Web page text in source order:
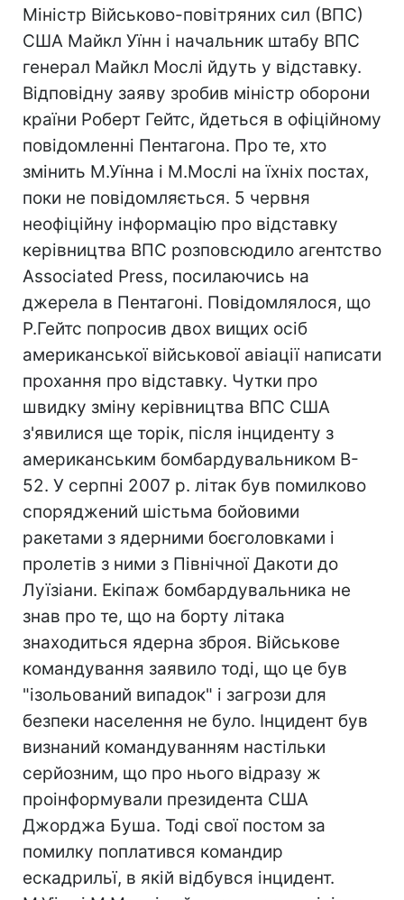
Міністр Військово-повітряних сил (ВПС)
США Майкл Уїнн і начальник штабу ВПС
генерал Майкл Мослі йдуть у відставку.
Відповідну заяву зробив міністр оборони
країни Роберт Гейтс, йдеться в офіційному
повідомленні Пентагона. Про те, хто
змінить М.Уїнна і М.Мослі на їхніх постах,
поки не повідомляється. 5 червня
неофіційну інформацію про відставку
керівництва ВПС розповсюдило агентство
Associated Press, посилаючись на
джерела в Пентагоні. Повідомлялося, що
Р.Гейтс попросив двох вищих осіб
американської військової авіації написати
прохання про відставку. Чутки про
швидку зміну керівництва ВПС США
з'явилися ще торік, після інциденту з
американським бомбардувальником B-
52. У серпні 2007 р. літак був помилково
споряджений шістьма бойовими
ракетами з ядерними боєголовками і
пролетів з ними з Північної Дакоти до
Луїзіани. Екіпаж бомбардувальника не
знав про те, що на борту літака
знаходиться ядерна зброя. Військове
командування заявило тоді, що це був
"ізольований випадок" і загрози для
безпеки населення не було. Інцидент був
визнаний командуванням настільки
серйозним, що про нього відразу ж
проінформували президента США
Джорджа Буша. Тоді свої постом за
помилку поплатився командир
ескадрильї, в якій відбувся інцидент.